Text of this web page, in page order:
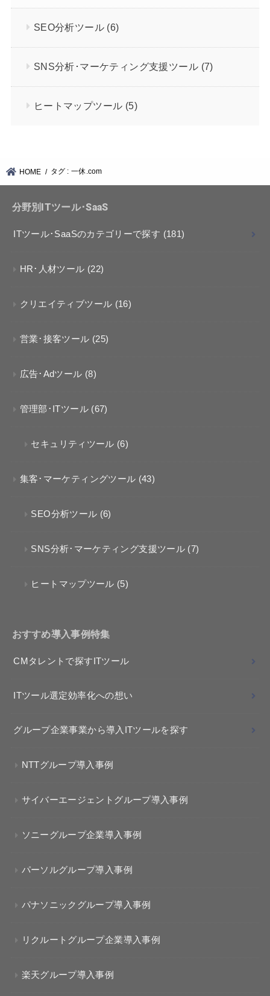
SEO分析ツール (6)
SNS分析･マーケティング支援ツール (7)
ヒートマップツール (5)
HOME タグ : 一休.com
分野別ITツール･SaaS
ITツール･SaaSのカテゴリーで探す (181)
HR･人材ツール (22)
クリエイティブツール (16)
営業･接客ツール (25)
広告･Adツール (8)
管理部･ITツール (67)
セキュリティツール (6)
集客･マーケティングツール (43)
SEO分析ツール (6)
SNS分析･マーケティング支援ツール (7)
ヒートマップツール (5)
おすすめ導入事例特集
CMタレントで探すITツール
ITツール選定効率化への想い
グループ企業事業から導入ITツールを探す
NTTグループ導入事例
サイバーエージェントグループ導入事例
ソニーグループ企業導入事例
パーソルグループ導入事例
パナソニックグループ導入事例
リクルートグループ企業導入事例
楽天グループ導入事例